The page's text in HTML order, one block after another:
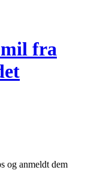
fra
og anmeldt dem